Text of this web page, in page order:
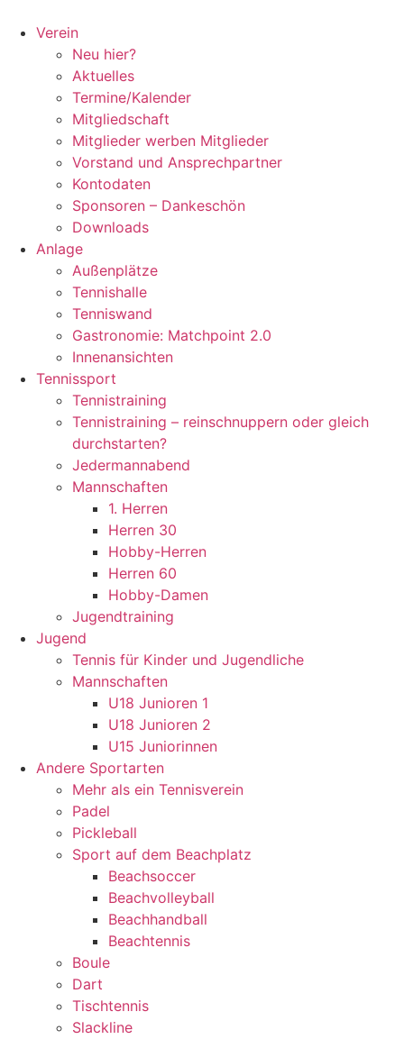
Inhalt
springen
Verein
Neu hier?
Aktuelles
Termine/Kalender
Mitgliedschaft
Mitglieder werben Mitglieder
Vorstand und Ansprechpartner
Kontodaten
Sponsoren – Dankeschön
Downloads
Anlage
Außenplätze
Tennishalle
Tenniswand
Gastronomie: Matchpoint 2.0
Innenansichten
Tennissport
Tennistraining
Tennistraining – reinschnuppern oder gleich
durchstarten?
Jedermannabend
Mannschaften
1. Herren
Herren 30
Hobby-Herren
Herren 60
Hobby-Damen
Jugendtraining
Jugend
Tennis für Kinder und Jugendliche
Mannschaften
U18 Junioren 1
U18 Junioren 2
U15 Juniorinnen
Andere Sportarten
Mehr als ein Tennisverein
Padel
Pickleball
Sport auf dem Beachplatz
Beachsoccer
Beachvolleyball
Beachhandball
Beachtennis
Boule
Dart
Tischtennis
Slackline